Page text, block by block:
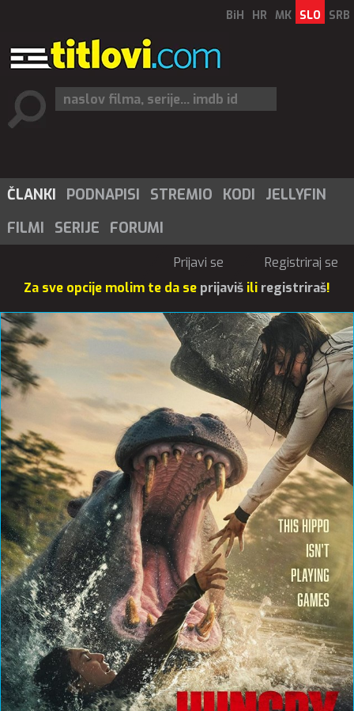
BiH HR MK SLO SRB
ČLANKI PODNAPISI STREMIO KODI
JELLYFIN
FILMI
SERIJE FORUMI
Prijavi se
Registriraj se
Za sve opcije molim te da se prijaviš ili registriraš!